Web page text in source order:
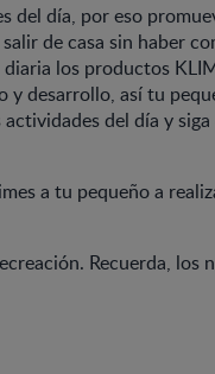
del día, por eso
de casa sin haber
los productos
y desarrollo, así tu
del día y
a tu pequeño a
Recuerda, los